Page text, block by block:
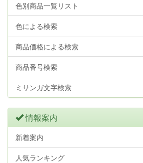
色別商品一覧リスト
色による検索
商品価格による検索
商品番号検索
ミサンガ文字検索
情報案内
新着案内
人気ランキング